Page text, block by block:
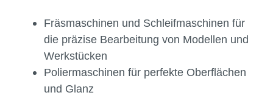
Fräsmaschinen und Schleifmaschinen für
die präzise Bearbeitung von Modellen und
Werkstücken
Poliermaschinen für perfekte Oberflächen
und Glanz